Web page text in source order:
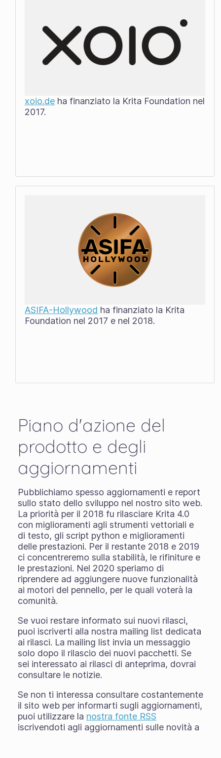
xoio.de ha finanziato la Krita Foundation nel
2017.
ASIFA-Hollywood ha finanziato la Krita
Foundation nel 2017 e nel 2018.
Piano d'azione del
prodotto e degli
aggiornamenti
Pubblichiamo spesso aggiornamenti e report
sullo stato dello sviluppo nel nostro sito web.
La priorità per il 2018 fu rilasciare Krita 4.0
con miglioramenti agli strumenti vettoriali e
di testo, gli script python e miglioramenti
delle prestazioni. Per il restante 2018 e 2019
ci concentreremo sulla stabilità, le rifiniture e
le prestazioni. Nel 2020 speriamo di
riprendere ad aggiungere nuove funzionalità
ai motori del pennello, per le quali voterà la
comunità.
Se vuoi restare informato sui nuovi rilasci,
puoi iscriverti alla nostra mailing list dedicata
ai rilasci. La mailing list invia un messaggio
solo dopo il rilascio dei nuovi pacchetti. Se
sei interessato ai rilasci di anteprima, dovrai
consultare le notizie.
Se non ti interessa consultare costantemente
il sito web per informarti sugli aggiornamenti,
puoi utilizzare la nostra fonte RSS
iscrivendoti agli aggiornamenti sulle novità a